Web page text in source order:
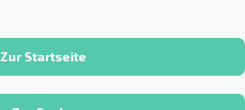
Zur Startseite